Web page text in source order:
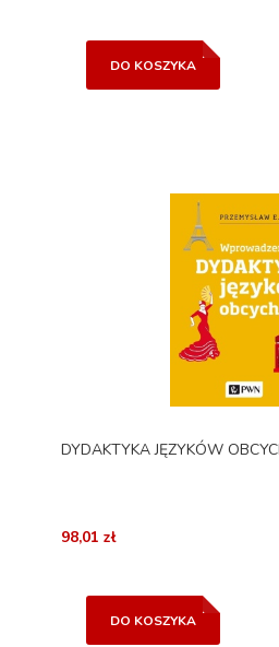
DO KOSZYKA
DYDAKTYKA JĘZYKÓW
98,01 zł
DO KOSZYKA